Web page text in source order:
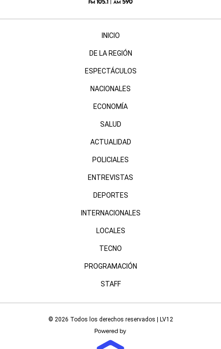
INICIO
DE LA REGIÓN
ESPECTÁCULOS
NACIONALES
ECONOMÍA
SALUD
ACTUALIDAD
POLICIALES
ENTREVISTAS
DEPORTES
INTERNACIONALES
LOCALES
TECNO
PROGRAMACIÓN
STAFF
© 2026 Todos los derechos reservados | LV12